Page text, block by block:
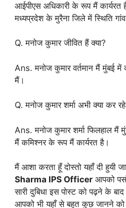
आईपीएस अधिकारी के रूप मैं
मध्यप्रदेश के मुरैना जिले में स्थिति
Q. मनोज कुमार जीवित हैं क्या?
Ans. मनोज कुमार वर्तमान मैं मुंबई में
मैं।
Q. मनोज कुमार शर्मा अभी क्या कर
Ans. मनोज कुमार शर्मा फिलहाल
मैं कमिश्नर के रूप मैं कार्यरत है।
मैं आशा करता हूँ दोस्तो यहाँ दी हुयी
Sharma IPS Officer आपको
सारी दुबिधा इस पोस्ट को पढ़ने के बाद
आपको भी यहाँ से बहुत कुछ जानने को